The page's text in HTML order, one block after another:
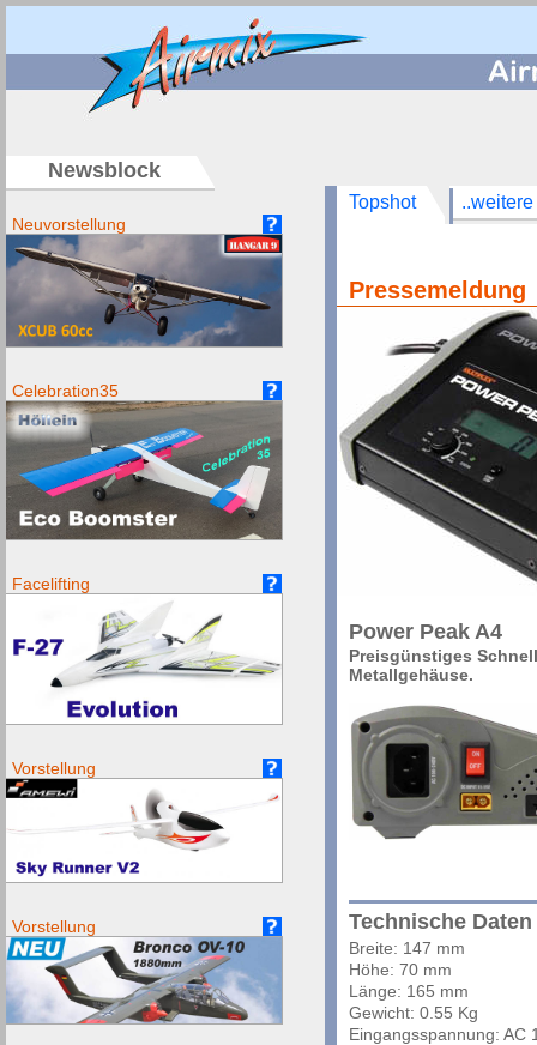
Newsblock
Neuvorstellung
Celebration35
Facelifting
Vorstellung
Vorstellung
Topshot ..weitere
Power Peak A4
Preisgünstiges
Metallgehäuse.
Technische Daten
Breite: 147 mm
Höhe: 70 mm
Länge: 165 mm
Gewicht: 0.55 Kg
Eingangsspannung: AC